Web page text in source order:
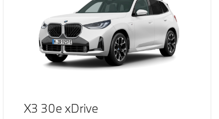
X3 30e xDrive